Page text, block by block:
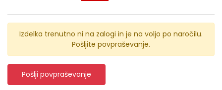
Izdelka trenutno ni na zalogi in je na voljo po naročilu.
Pošljite povpraševanje.
Pošlji povpraševanje